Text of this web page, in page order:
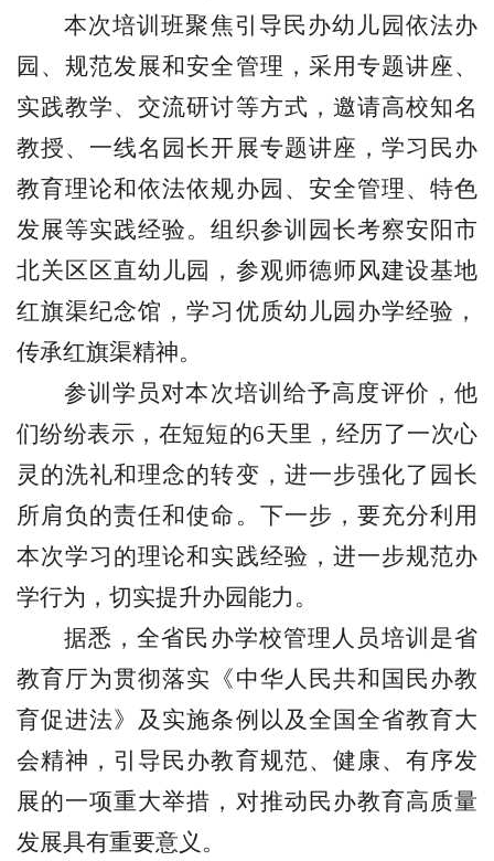
本次培训班聚焦引导民办幼儿园依法办
园、规范发展和安全管理，采用专题讲座、
实践教学、交流研讨等方式，邀请高校知名
教授、一线名园长开展专题讲座，学习民办
教育理论和依法依规办园、安全管理、特色
发展等实践经验。组织参训园长考察安阳市
北关区区直幼儿园，参观师德师风建设基地
红旗渠纪念馆，学习优质幼儿园办学经验，
传承红旗渠精神。
参训学员对本次培训给予高度评价，他
们纷纷表示，在短短的6天里，经历了一次心
灵的洗礼和理念的转变，进一步强化了园长
所肩负的责任和使命。下一步，要充分利用
本次学习的理论和实践经验，进一步规范办
学行为，切实提升办园能力。
据悉，全省民办学校管理人员培训是省
教育厅为贯彻落实《中华人民共和国民办教
育促进法》及实施条例以及全国全省教育大
会精神，引导民办教育规范、健康、有序发
展的一项重大举措，对推动民办教育高质量
发展具有重要意义。